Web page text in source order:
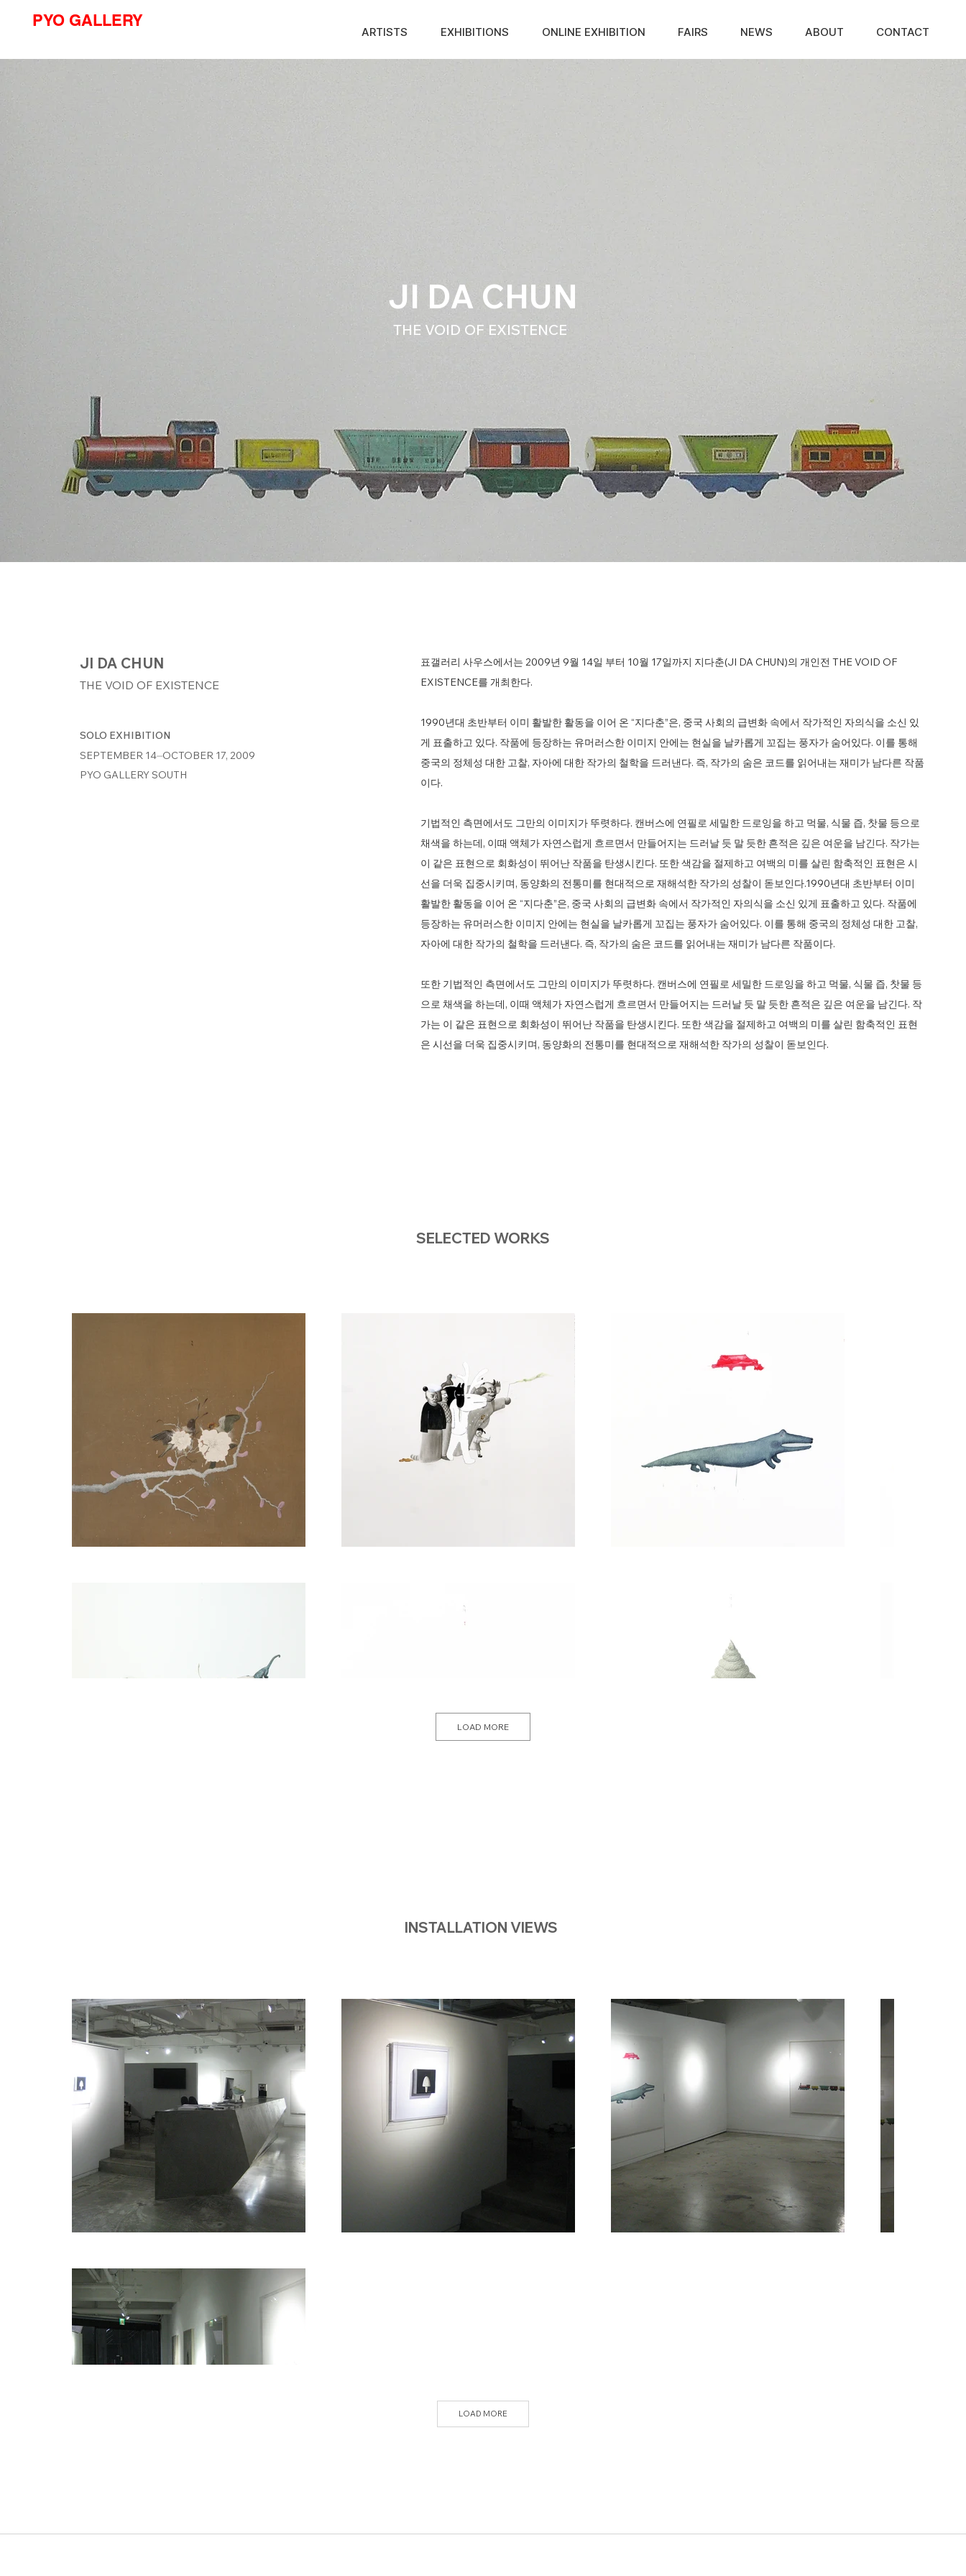
PYO GALLERY
ARTISTS EXHIBITIONS ONLINE EXHIBITION FAIRS NEWS ABOUT CONTACT
JI DA CHUN
THE VOID OF EXISTENCE
JI DA CHUN
THE VOID OF EXISTENCE
SOLO EXHIBITION
SEPTEMBER 14⏤OCTOBER 17, 2009
PYO GALLERY SOUTH
표갤러리 사우스에서는 2009년 9월 14일 부터 10월 17일까지 지다춘(JI DA CHUN)의 개인전 THE VOID OF
EXISTENCE를 개최한다.
1990년대 초반부터 이미 활발한 활동을 이어 온 “지다춘”은, 중국 사회의 급변화 속에서 작가적인 자의식을 소신 있
게 표출하고 있다. 작품에 등장하는 유머러스한 이미지 안에는 현실을 날카롭게 꼬집는 풍자가 숨어있다. 이를 통해
중국의 정체성 대한 고찰, 자아에 대한 작가의 철학을 드러낸다. 즉, 작가의 숨은 코드를 읽어내는 재미가 남다른 작품
이다.
기법적인 측면에서도 그만의 이미지가 뚜렷하다. 캔버스에 연필로 세밀한 드로잉을 하고 먹물, 식물 즙, 찻물 등으로
채색을 하는데, 이때 액체가 자연스럽게 흐르면서 만들어지는 드러날 듯 말 듯한 흔적은 깊은 여운을 남긴다. 작가는
이 같은 표현으로 회화성이 뛰어난 작품을 탄생시킨다. 또한 색감을 절제하고 여백의 미를 살린 함축적인 표현은 시
선을 더욱 집중시키며, 동양화의 전통미를 현대적으로 재해석한 작가의 성찰이 돋보인다.1990년대 초반부터 이미
활발한 활동을 이어 온 “지다춘”은, 중국 사회의 급변화 속에서 작가적인 자의식을 소신 있게 표출하고 있다. 작품에
등장하는 유머러스한 이미지 안에는 현실을 날카롭게 꼬집는 풍자가 숨어있다. 이를 통해 중국의 정체성 대한 고찰,
자아에 대한 작가의 철학을 드러낸다. 즉, 작가의 숨은 코드를 읽어내는 재미가 남다른 작품이다.
또한 기법적인 측면에서도 그만의 이미지가 뚜렷하다. 캔버스에 연필로 세밀한 드로잉을 하고 먹물, 식물 즙, 찻물 등
으로 채색을 하는데, 이때 액체가 자연스럽게 흐르면서 만들어지는 드러날 듯 말 듯한 흔적은 깊은 여운을 남긴다. 작
가는 이 같은 표현으로 회화성이 뛰어난 작품을 탄생시킨다. 또한 색감을 절제하고 여백의 미를 살린 함축적인 표현
은 시선을 더욱 집중시키며, 동양화의 전통미를 현대적으로 재해석한 작가의 성찰이 돋보인다.
SELECTED WORKS
LOAD MORE
INSTALLATION VIEWS
LOAD MORE